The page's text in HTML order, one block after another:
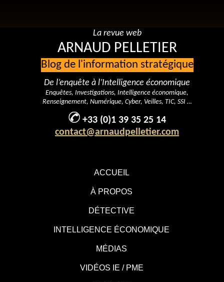
ACCUEIL
À PROPOS
DÉTECTIVE
INTELLIGENCE ÉCONOMIQUE
MÉDIAS
VIDÉOS IE / PME
La revue web
ARNAUD PELLETIER
Blog de l'information stratégique
De l’enquête à l’Intelligence économique
Enquêtes, Investigations, Intelligence économique,
Renseignement, Numérique, Cyber, Veilles, TIC, SSI …
+33 (0)1 39 35 25 14
contact@arnaudpelletier.com